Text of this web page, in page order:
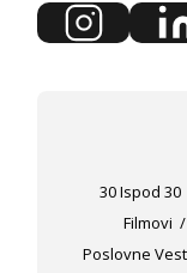
30 Ispod 30
Filmovi
Poslovne